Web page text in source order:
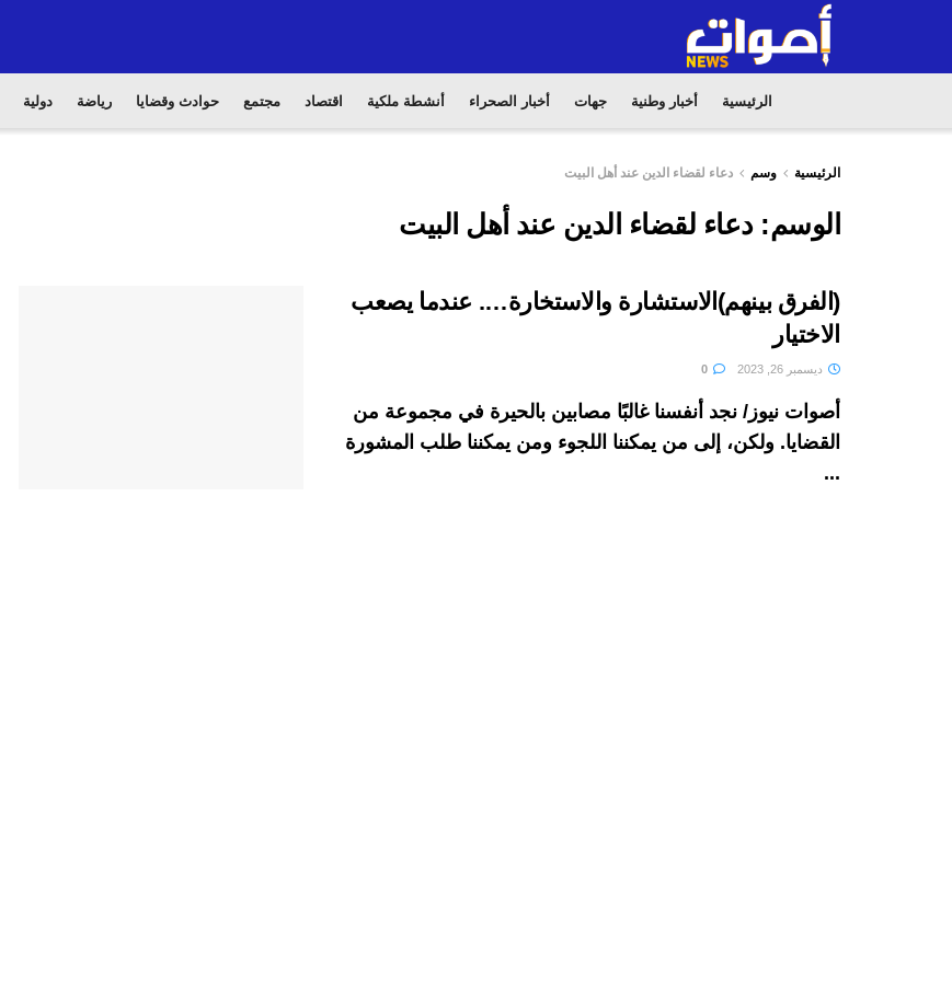
الرئيسية أخبار وطنية جهات أخبار الصحراء أنشطة ملكية اقتصاد مجتمع حوادث وقضايا رياضة دولية
الرئيسية وسم دعاء لقضاء الدين عند أهل البيت
الوسم:دعاء لقضاء الدين عند أهل البيت
(الفرق بينهم)الاستشارة والاستخارة…. عندما يصعب
الاختيار
ديسمبر 26, 2023
أصوات نيوز/ نجد أنفسنا غالبًا مصابين بالحيرة في مجموعة من
القضايا. ولكن، إلى من يمكننا اللجوء ومن يمكننا طلب المشورة
...